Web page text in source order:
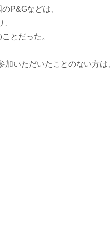
P&Gなどは、
とだった。
いただいたことのない方は、